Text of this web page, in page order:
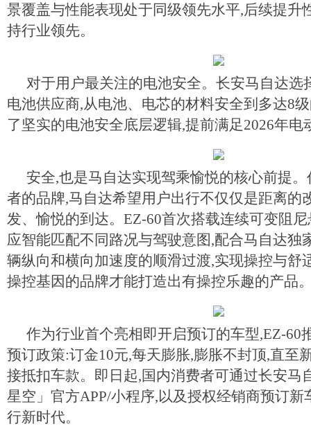
景覆盖与性能表现处于同级领先水平,后续提升
持行业领先。
对于用户最关注的电池安全。长安马自达选
电池供应商,从电池、电芯的材料安全到多达8
了坚实的电池安全底层逻辑,提前满足2026年电
安全,也是马自达实现驾乘愉悦的核心前提
者的品牌,马自达希望用户出行不仅仅是距离的
发、愉悦的到达。EZ-60首次搭载连续可变阻
应智能匹配不同路况与驾驶意图,配合马自达独
辆纵向和横向加速度的顺滑过渡,实现操控与舒
操控基因的品牌才能打造出有操控乐趣的产品
作为行业首个亮相即开启预订的车型,EZ-60
预订政策:订金10元,每天膨胀,膨胀不封顶,直至
接抵扣车款。即日起,国内消费者可通过长安马
星空」官方APP/小程序,以及授权经销商预订新
行新时代。